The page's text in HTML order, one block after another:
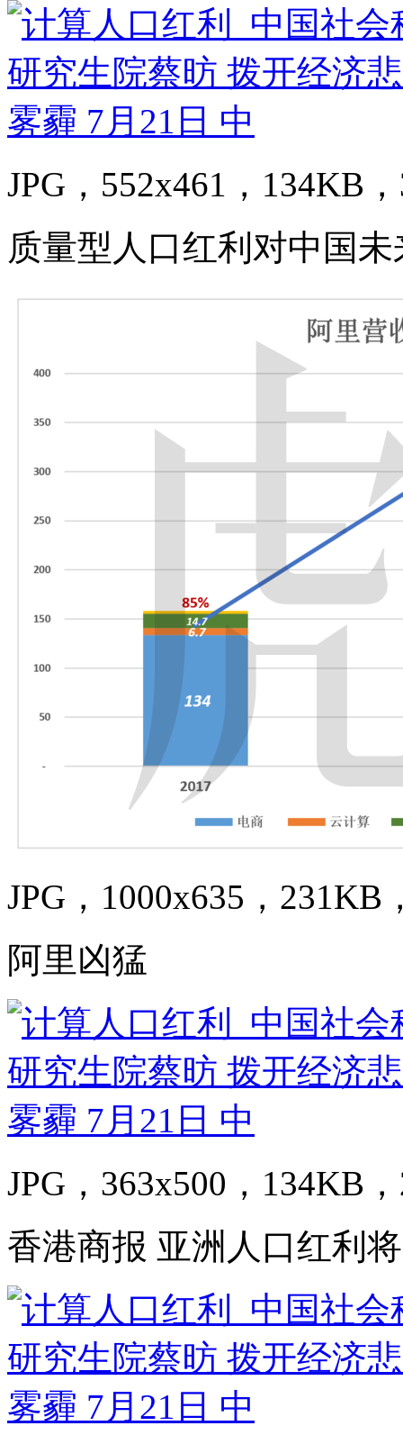
JPG，552x461，134KB
质量型人口红利对中国
JPG，1000x635，231KB
阿里凶猛
JPG，363x500，134KB
香港商报 亚洲人口红利